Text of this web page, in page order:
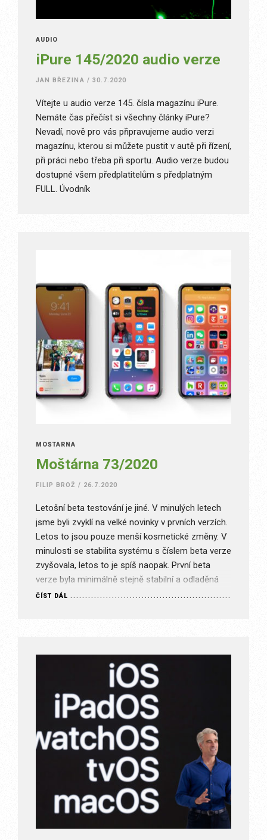
AUDIO
iPure 145/2020 audio verze
JAN BŘEZINA / 30.7.2020
Vítejte u audio verze 145. čísla magazínu iPure.
Nemáte čas přečíst si všechny články iPure?
Nevadí, nově pro vás připravujeme audio verzi
magazínu, kterou si můžete pustit v autě při řízení,
při práci nebo třeba při sportu. Audio verze budou
dostupné všem předplatitelům s předplatným
FULL. Úvodník
MOŠTÁRNA
Moštárna 73/2020
FILIP BROŽ / 26.7.2020
Letošní beta testování je jiné. V minulých letech
jsme byli zvyklí na velké novinky v prvních verzích.
Letos to jsou pouze menší kosmetické změny. V
minulosti se stabilita systému s číslem beta verze
zvyšovala, letos to je spíš naopak. První beta
verze byla minimálně stejně stabilní a odladěná
jako jedna z posledních verzí iOS 13,…
ČÍST DÁL